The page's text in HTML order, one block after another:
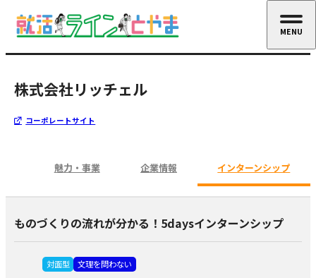
株式会社リッチェル
コーポレートサイト
魅力・事業 企業情報 インターンシップ
ものづくりの流れが分かる！5daysインターンシップ
対面型 文理を問わない
MENU